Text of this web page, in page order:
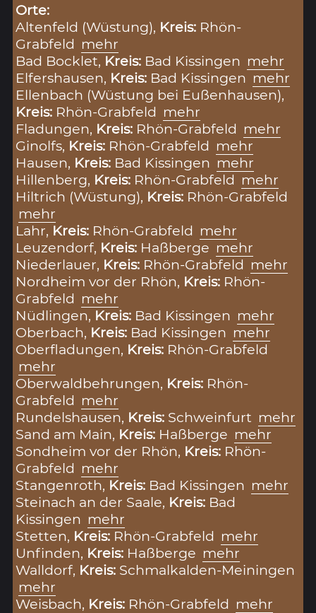
Orte:
Altenfeld (Wüstung), Kreis: Rhön-
Grabfeld mehr
Bad Bocklet, Kreis: Bad Kissingen mehr
Elfershausen, Kreis: Bad Kissingen mehr
Ellenbach (Wüstung bei Eußenhausen),
Kreis: Rhön-Grabfeld mehr
Fladungen, Kreis: Rhön-Grabfeld mehr
Ginolfs, Kreis: Rhön-Grabfeld mehr
Hausen, Kreis: Bad Kissingen mehr
Hillenberg, Kreis: Rhön-Grabfeld mehr
Hiltrich (Wüstung), Kreis: Rhön-Grabfeld
mehr
Lahr, Kreis: Rhön-Grabfeld mehr
Leuzendorf, Kreis: Haßberge mehr
Niederlauer, Kreis: Rhön-Grabfeld mehr
Nordheim vor der Rhön, Kreis: Rhön-
Grabfeld mehr
Nüdlingen, Kreis: Bad Kissingen mehr
Oberbach, Kreis: Bad Kissingen mehr
Oberfladungen, Kreis: Rhön-Grabfeld
mehr
Oberwaldbehrungen, Kreis: Rhön-
Grabfeld mehr
Rundelshausen, Kreis: Schweinfurt mehr
Sand am Main, Kreis: Haßberge mehr
Sondheim vor der Rhön, Kreis: Rhön-
Grabfeld mehr
Stangenroth, Kreis: Bad Kissingen mehr
Steinach an der Saale, Kreis: Bad
Kissingen mehr
Stetten, Kreis: Rhön-Grabfeld mehr
Unfinden, Kreis: Haßberge mehr
Walldorf, Kreis: Schmalkalden-Meiningen
mehr
Weisbach, Kreis: Rhön-Grabfeld mehr